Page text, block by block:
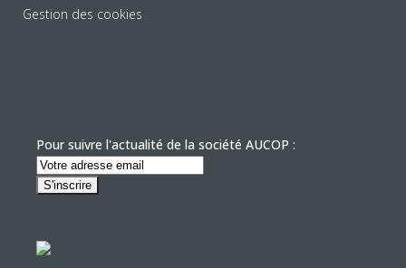
Gestion des cookies
Pour suivre l'actualité de la société AUCOP :